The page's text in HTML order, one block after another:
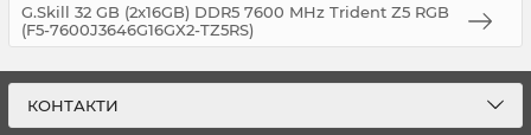
G.Skill 32 GB (2x16GB) DDR5 7600 MHz Trident Z5 RGB
(F5-7600J3646G16GX2-TZ5RS)
КОНТАКТИ